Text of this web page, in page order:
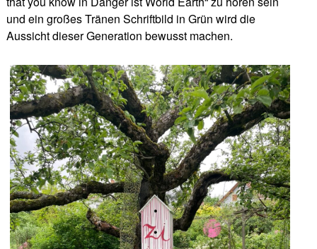
und ein großes Tränen Schriftbild in Grün wird die
Aussicht dieser Generation bewusst machen.